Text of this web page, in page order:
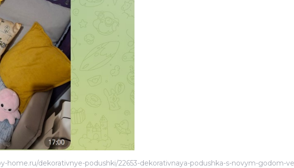
home.ru/dekorativnye-podushki/22653-dekorativnaya-podushka-s-novym-godom-